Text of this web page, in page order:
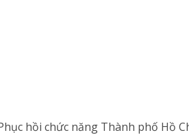
hồi chức năng Thành phố Hồ